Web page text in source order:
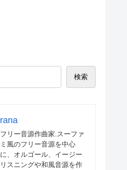
検索
rana
フリー音源作曲家.スーファ
ミ風のフリー音源を中心
に、オルゴール、イージー
リスニングや和風音源を作